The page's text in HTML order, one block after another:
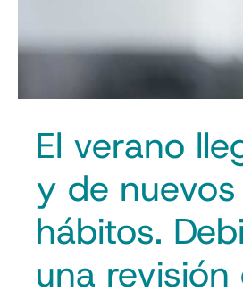
El verano
y de
hábitos.
una